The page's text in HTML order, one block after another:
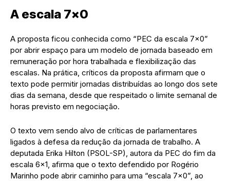
A escala 7×0
A proposta ficou conhecida como “PEC da escala 7×0”
por abrir espaço para um modelo de jornada baseado em
remuneração por hora trabalhada e flexibilização das
escalas. Na prática, críticos da proposta afirmam que o
texto pode permitir jornadas distribuídas ao longo dos sete
dias da semana, desde que respeitado o limite semanal de
horas previsto em negociação.
O texto vem sendo alvo de críticas de parlamentares
ligados à defesa da redução da jornada de trabalho. A
deputada Erika Hilton (PSOL-SP), autora da PEC do fim da
escala 6×1, afirma que o texto defendido por Rogério
Marinho pode abrir caminho para uma “escala 7×0”, ao